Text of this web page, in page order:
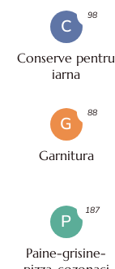
C
Conserve pentru
iarna
98
G
Garnitura
88
P
Paine-grisine-
187